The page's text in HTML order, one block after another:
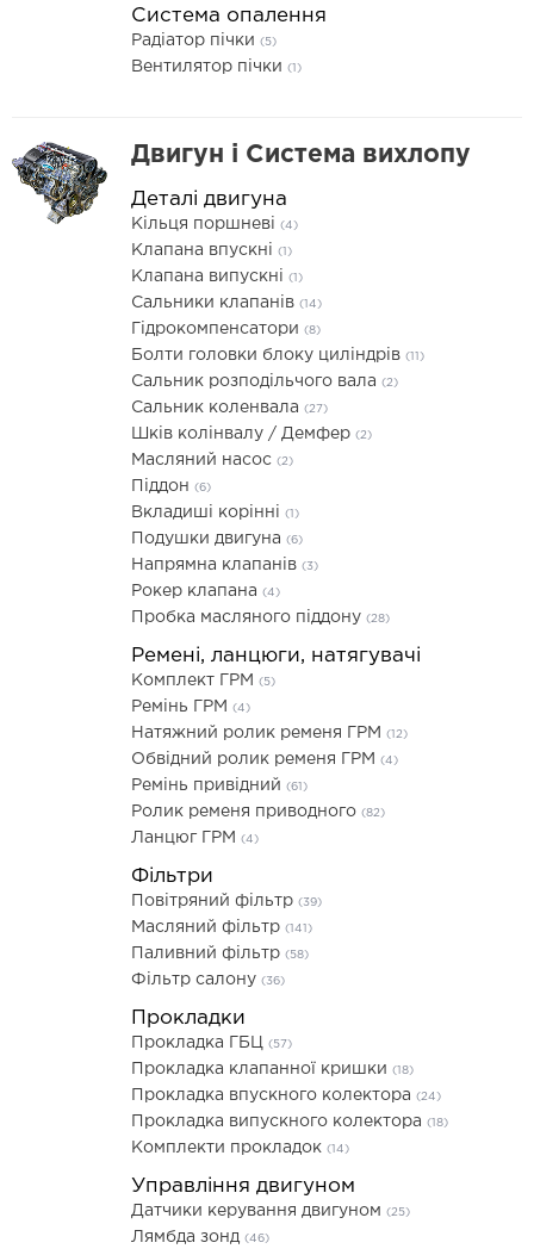
Система опалення
Радіатор пічки (5)
Вентилятор пічки (1)
Двигун і Система вихлопу
Деталі двигуна
Кільця поршневі (4)
Клапана впускні (1)
Клапана випускні (1)
Сальники клапанів (14)
Гідрокомпенсатори (8)
Болти головки блоку циліндрів (11)
Сальник розподільчого вала (2)
Сальник коленвала (27)
Шків колінвалу / Демфер (2)
Масляний насос (2)
Піддон (6)
Вкладиші корінні (1)
Подушки двигуна (6)
Напрямна клапанів (3)
Рокер клапана (4)
Пробка масляного піддону (28)
Ремені, ланцюги, натягувачі
Комплект ГРМ (5)
Ремінь ГРМ (4)
Натяжний ролик ременя ГРМ (12)
Обвідний ролик ременя ГРМ (4)
Ремінь привідний (61)
Ролик ременя приводного (82)
Ланцюг ГРМ (4)
Фільтри
Повітряний фільтр (39)
Масляний фільтр (141)
Паливний фільтр (58)
Фільтр салону (36)
Прокладки
Прокладка ГБЦ (57)
Прокладка клапанної кришки (18)
Прокладка впускного колектора (24)
Прокладка випускного колектора (18)
Комплекти прокладок (14)
Управління двигуном
Датчики керування двигуном (25)
Лямбда зонд (46)